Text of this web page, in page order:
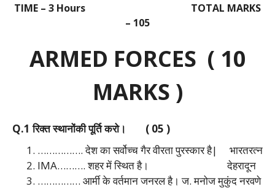
TIME – 3 Hours TOTAL MARKS
– 105
ARMED FORCES ( 10
MARKS )
Q.1 रिक्त स्थानोंकी पूर्ति करो। ( 05 )
……………. देश का सर्वोच्च गैर वीरता पुरस्कार है| भारतरत्न
IMA………. शहर में स्थित है।देहरादून
…………… आर्मी के वर्तमान जनरल है।ज. मनोज मुकुंद नरवणे